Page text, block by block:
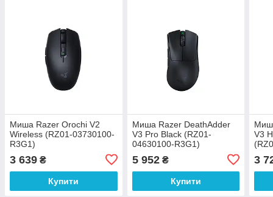
Миша Razer Orochi V2
Wireless (RZ01-03730100-
R3G1)
3 639 ₴
Купити
Миша Razer DeathAdder
V3 Pro Black (RZ01-
04630100-R3G1)
5 952₴
Купити
V3
3